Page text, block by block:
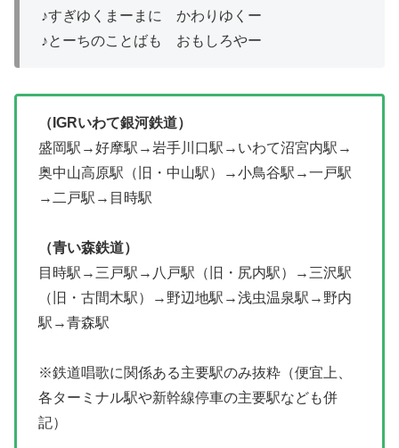
♪すぎゆくまーまに かわりゆくー
♪とーちのことばも おもしろやー
（IGRいわて銀河鉄道）
盛岡駅→好摩駅→岩手川口駅→いわて沼宮内駅→
奥中山高原駅（旧・中山駅）→小鳥谷駅→一戸駅
→二戸駅→目時駅
（青い森鉄道）
目時駅→三戸駅→八戸駅（旧・尻内駅）→三沢駅
（旧・古間木駅）→野辺地駅→浅虫温泉駅→野内
駅→青森駅
※鉄道唱歌に関係ある主要駅のみ抜粋（便宜上、
各ターミナル駅や新幹線停車の主要駅なども併
記）